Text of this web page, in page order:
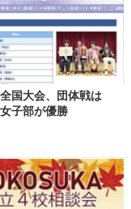
国大会、団体戦は
子部が優勝